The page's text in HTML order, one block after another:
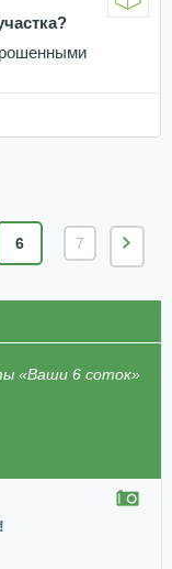
6 7
«Ваши 6 соток»